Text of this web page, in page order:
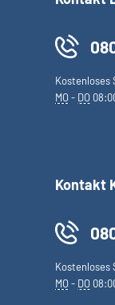
Kostenloses
MO- DO
Kontakt
Kostenloses
MO- DO